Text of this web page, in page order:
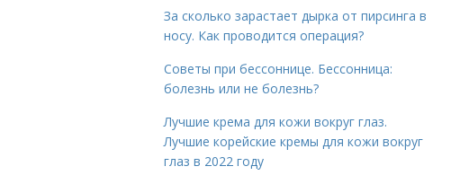
За сколько зарастает дырка от пирсинга в
носу. Как проводится операция?
Советы при бессоннице. Бессонница:
болезнь или не болезнь?
Лучшие крема для кожи вокруг глаз.
Лучшие корейские кремы для кожи вокруг
глаз в 2022 году